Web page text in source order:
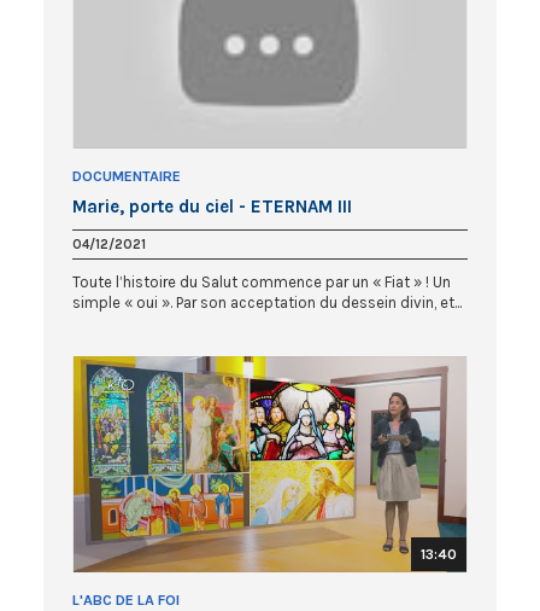
DOCUMENTAIRE
Marie, porte du ciel - ETERNAM III
04/12/2021
Toute l’histoire du Salut commence par un « Fiat » ! Un
simple « oui ». Par son acceptation du dessein divin, et...
13:40
L'ABC DE LA FOI